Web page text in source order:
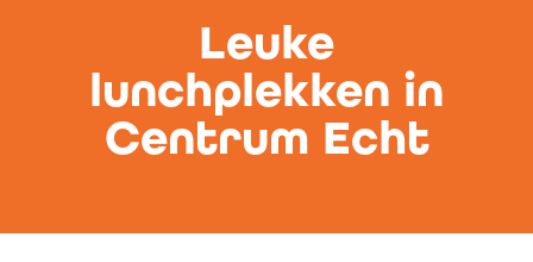
Leuke
lunchplekken in
Centrum Echt